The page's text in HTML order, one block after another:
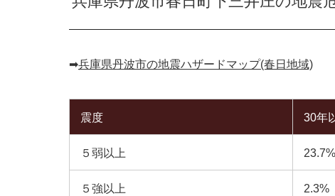
➡︎兵庫県丹波市の地震ハザードマップ(春日地域)
震度 30年
５弱以上 23.7%
５強以上 2.3%